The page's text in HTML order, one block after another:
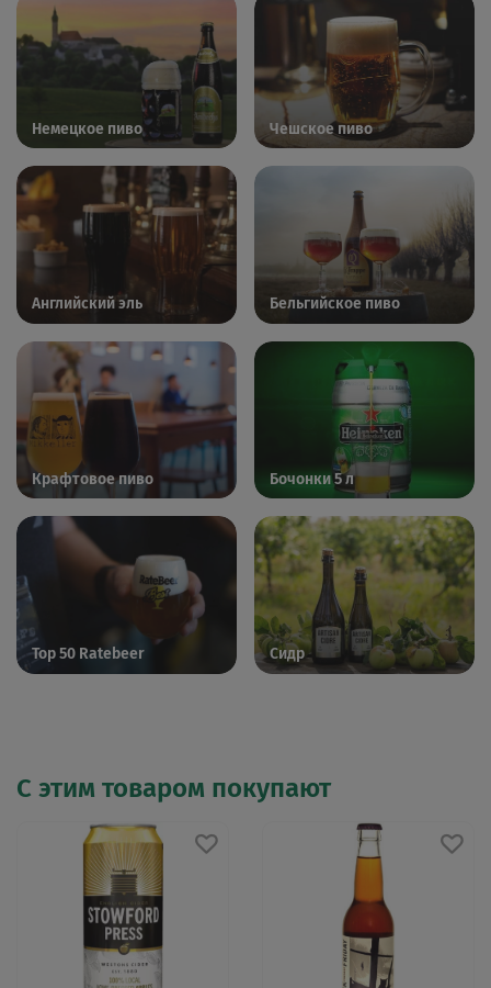
Немецкое пиво Чешское пиво
Английский эль Бельгийское пиво
Крафтовое пиво Бочонки 5 л
Top 50 Ratebeer Сидр
С этим товаром покупают